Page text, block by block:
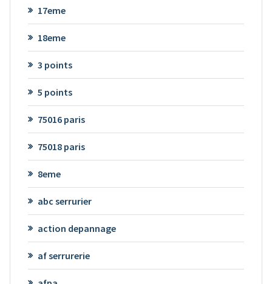
17eme
18eme
3 points
5 points
75016 paris
75018 paris
8eme
abc serrurier
action depannage
af serrurerie